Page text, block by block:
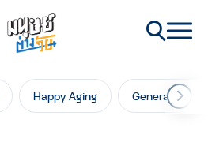
Happy Aging Generation